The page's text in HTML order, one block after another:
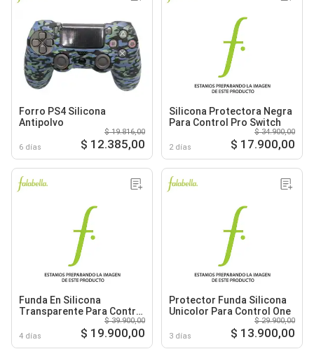
Forro PS4 Silicona
Antipolvo
6 días
$ 19.816,00
$ 12.385,00
Silicona Protectora Negra
Para Control Pro Switch
2 días
$ 34.900,00
$ 17.900,00
Funda En Silicona
Transparente Para Control
Para Ps5 Dualsence
4 días
$ 39.900,00
$ 19.900,00
Protector Funda Silicona
Unicolor Para Control One
3 días
$ 29.900,00
$ 13.900,00